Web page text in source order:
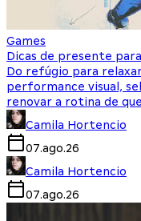
Games
Dicas de presente
Do refúgio para
performance visual,
renovar a rotina de
Camila Hortencio
07.ago.26
Camila Hortencio
07.ago.26